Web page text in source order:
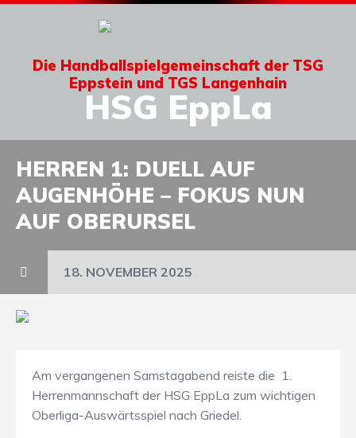
Die Handballspielgemeinschaft der TSG
Eppstein und TGS Langenhain
HSG EppLa
HERREN 1: DUELL AUF
AUGENHÖHE – FOKUS NUN
AUF OBERURSEL
18. NOVEMBER 2025
Am vergangenen Samstagabend reiste die 1.
Herrenmannschaft der HSG EppLa zum wichtigen
Oberliga-Auswärtsspiel nach Griedel.